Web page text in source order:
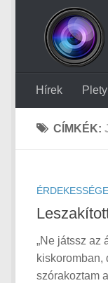
Hírek
CÍMKÉK:
„Ne játssz az
kiskoromban,
szórakoztam